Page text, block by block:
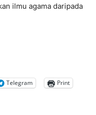
ilmu agama daripada
Telegram Print